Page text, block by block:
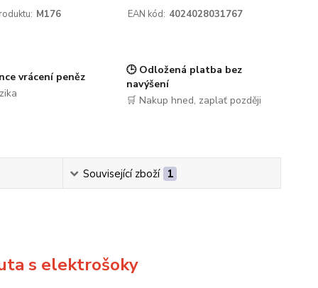
M176 EAN kód: 4024028031767
vrácení peněz
🕒 Odložená platba bez
navýšení
🛒 Nakup hned, zaplať později
Související zboží 1
s elektrošoky